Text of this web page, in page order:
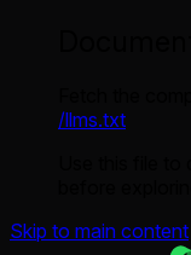
/llms.txt
Skip to main content